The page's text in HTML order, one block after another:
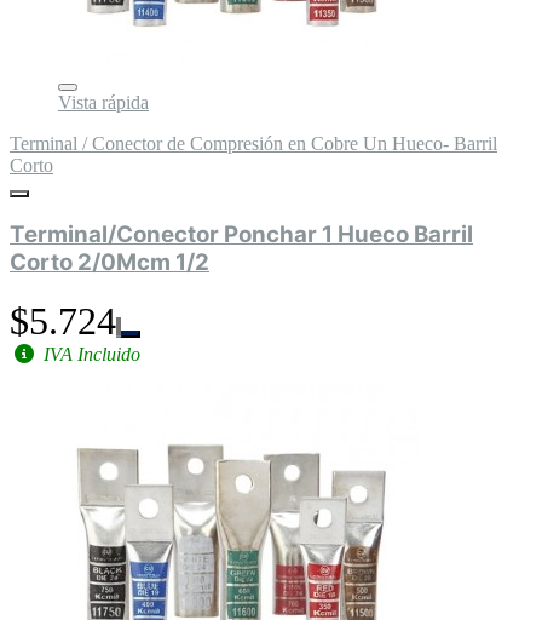
Vista rápida
Terminal / Conector de Compresión en Cobre Un Hueco- Barril
Corto
Terminal/Conector Ponchar 1 Hueco Barril
Corto 2/0Mcm 1/2
$5.724
IVA Incluido